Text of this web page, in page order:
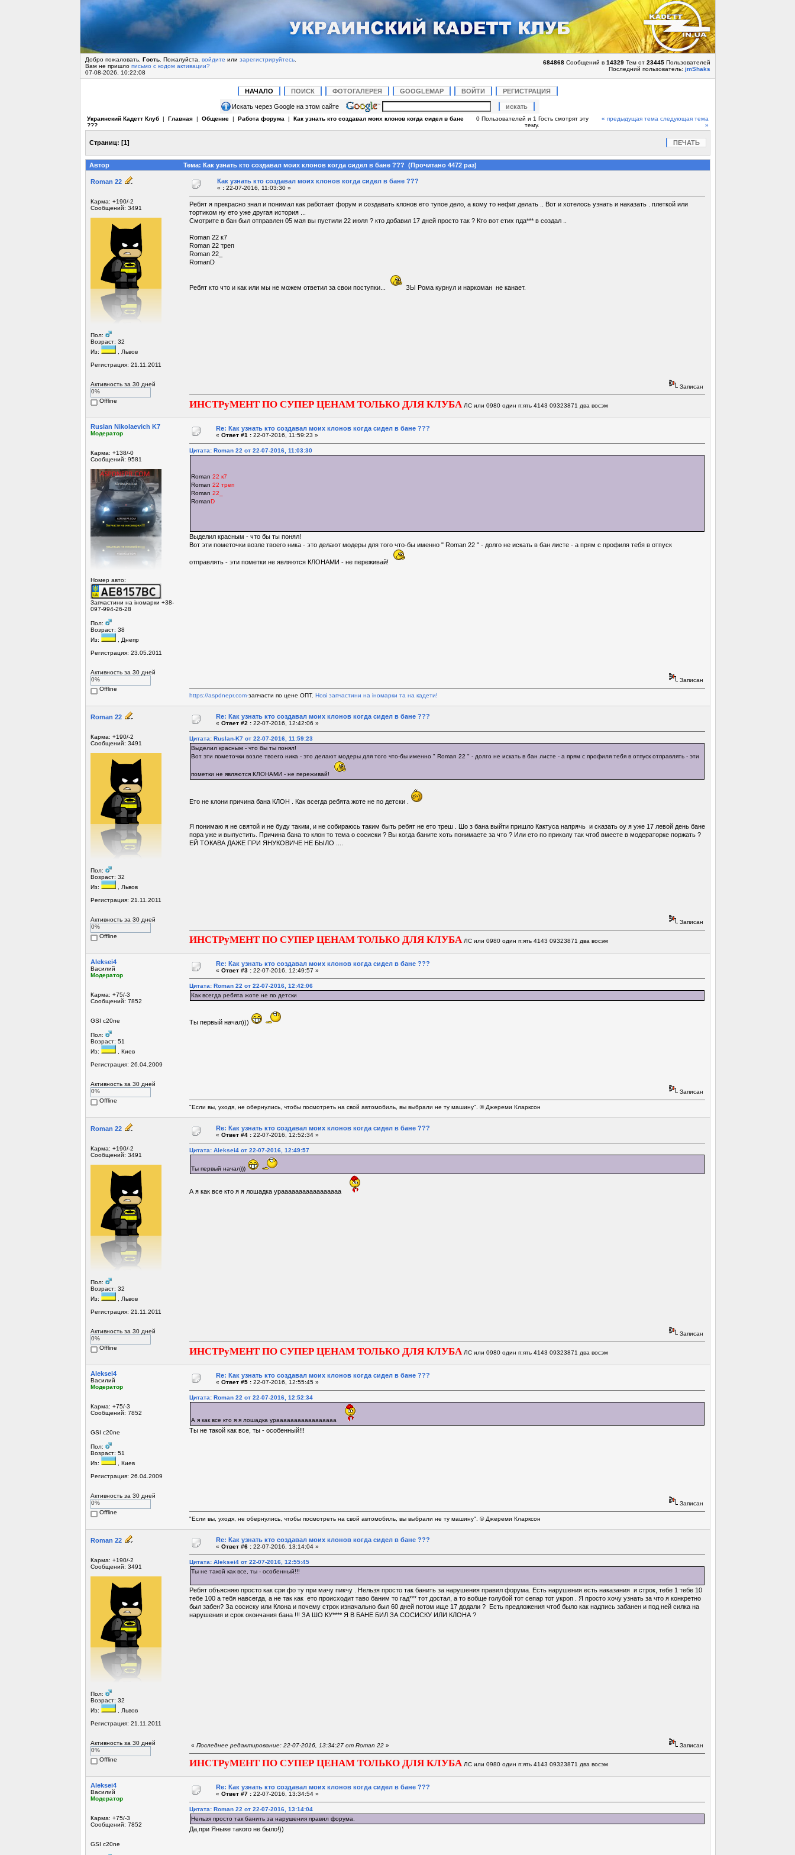
Добро пожаловать, Гость. Пожалуйста, войдите или зарегистрируйтесь.
Вам не пришло письмо с кодом активации?
07-08-2026, 10:22:08
684868Сообщений в 14329Тем от 23445Пользователей
Последний пользователь: jmShaks
НАЧАЛО ПОИСК ФОТОГАЛЕРЕЯ GOOGLEMAP ВОЙТИ РЕГИСТРАЦИЯ
Искать через Google на этом сайте
Украинский Кадетт Клуб| Главная| Общение| Работа форума | Как узнать кто создавал моих клонов когда сидел в бане
???
0 Пользователей и 1 Гость смотрят эту
тему.
« предыдущая тема следующая тема
»
Страниц: [1] ПЕЧАТЬ
Автор Тема: Как узнать кто создавал моих клонов когда сидел в бане ??? (Прочитано 4472 раз)
Roman 22
Карма: +190/-2
Сообщений: 3491
Пол:
Возраст: 32
Из:
, Львов
Регистрация: 21.11.2011
Активность за 30 дней
0%
Offline
Как узнать кто создавал моих клонов когда сидел в бане ???
« :22-07-2016, 11:03:30 »
Ребят я прекрасно знал и понимал как работает форум и создавать клонов ето тупое дело, а кому то нефиг делать .. Вот и хотелось узнать и наказать . плеткой или
тортиком ну ето уже другая история ...
Смотрите в бан был отправлен 05 мая вы пустили 22 июля ? кто добавил 17 дней просто так ? Кто вот етих пда*** в создал ..
Roman 22 к7
Roman 22 треп
Roman 22_
RomanD
Ребят кто что и как или мы не можем ответил за свои поступки... ЗЫ Рома курнул и наркоман не канает.
Записан
ИНСТРуМЕНТ ПО СУПЕР ЦЕНАМ ТОЛЬКО ДЛЯ КЛУБА ЛС или 0980 один п:ять 4143 09323871 два восэм
Ruslan Nikolaevich K7
Модератор
Карма: +138/-0
Сообщений: 9581
Номер авто:
Запчастини на іномарки +38-
097-994-26-28
Пол:
Возраст: 38
Из:
, Днепр
Регистрация: 23.05.2011
Активность за 30 дней
0%
Offline
Re: Как узнать кто создавал моих клонов когда сидел в бане ???
« Ответ #1 :22-07-2016, 11:59:23 »
Цитата: Roman 22 от 22-07-2016, 11:03:30
Roman 22 к7
Roman 22 треп
Roman 22_
RomanD
Выделил красным - что бы ты понял!
Вот эти пометочки возле твоего ника - это делают модеры для того что-бы именно " Roman 22 " - долго не искать в бан листе - а прям с профиля тебя в отпуск
отправлять - эти пометки не являются КЛОНАМИ - не переживай!
Записан
https://aspdnepr.com-запчасти по цене ОПТ. Нові запчастини на іномарки та на кадети!
Roman 22
Карма: +190/-2
Сообщений: 3491
Пол:
Возраст: 32
Из:
, Львов
Регистрация: 21.11.2011
Активность за 30 дней
0%
Offline
Re: Как узнать кто создавал моих клонов когда сидел в бане ???
« Ответ #2 :22-07-2016, 12:42:06 »
Цитата: Ruslan-K7 от 22-07-2016, 11:59:23
Выделил красным - что бы ты понял!
Вот эти пометочки возле твоего ника - это делают модеры для того что-бы именно " Roman 22 " - долго не искать в бан листе - а прям с профиля тебя в отпуск отправлять - эти
пометки не являются КЛОНАМИ - не переживай!
Ето не клони причина бана КЛОН . Как всегда ребята жоте не по детски .
Я понимаю я не святой и не буду таким, и не собираюсь таким быть ребят не ето треш . Шо з бана выйти пришло Кактуса напрячь и сказать оу я уже 17 левой день бане
пора уже и выпустить. Причина бана то клон то тема о сосиски ? Вы когда баните хоть понимаете за что ? Или ето по приколу так чтоб вместе в модераторке поржать ?
ЕЙ ТОКАВА ДАЖЕ ПРИ ЯНУКОВИЧЕ НЕ БЫЛО ....
Записан
ИНСТРуМЕНТ ПО СУПЕР ЦЕНАМ ТОЛЬКО ДЛЯ КЛУБА ЛС или 0980 один п:ять 4143 09323871 два восэм
Aleksei4
Василий
Модератор
Карма: +75/-3
Сообщений: 7852
GSI c20ne
Пол:
Возраст: 51
Из:
, Киев
Регистрация: 26.04.2009
Активность за 30 дней
0%
Offline
Re: Как узнать кто создавал моих клонов когда сидел в бане ???
« Ответ #3 :22-07-2016, 12:49:57 »
Цитата: Roman 22 от 22-07-2016, 12:42:06
Как всегда ребята жоте не по детски
Ты первый начал)))
Записан
"Если вы, уходя, не обернулись, чтобы посмотреть на свой автомобиль, вы выбрали не ту машину". © Джереми Кларксон
Roman 22
Карма: +190/-2
Сообщений: 3491
Пол:
Возраст: 32
Из:
, Львов
Регистрация: 21.11.2011
Активность за 30 дней
0%
Offline
Re: Как узнать кто создавал моих клонов когда сидел в бане ???
« Ответ #4 :22-07-2016, 12:52:34 »
Цитата: Aleksei4 от 22-07-2016, 12:49:57
Ты первый начал)))
А я как все кто я я лошадка урааааааааааааааааа
Записан
ИНСТРуМЕНТ ПО СУПЕР ЦЕНАМ ТОЛЬКО ДЛЯ КЛУБА ЛС или 0980 один п:ять 4143 09323871 два восэм
Aleksei4
Василий
Модератор
Карма: +75/-3
Сообщений: 7852
GSI c20ne
Пол:
Возраст: 51
Из:
, Киев
Регистрация: 26.04.2009
Активность за 30 дней
0%
Offline
Re: Как узнать кто создавал моих клонов когда сидел в бане ???
« Ответ #5 :22-07-2016, 12:55:45 »
Цитата: Roman 22 от 22-07-2016, 12:52:34
А я как все кто я я лошадка урааааааааааааааааа
Ты не такой как все, ты - особенный!!!
Записан
"Если вы, уходя, не обернулись, чтобы посмотреть на свой автомобиль, вы выбрали не ту машину". © Джереми Кларксон
Roman 22
Карма: +190/-2
Сообщений: 3491
Пол:
Возраст: 32
Из:
, Львов
Регистрация: 21.11.2011
Активность за 30 дней
0%
Offline
Re: Как узнать кто создавал моих клонов когда сидел в бане ???
« Ответ #6 :22-07-2016, 13:14:04 »
Цитата: Aleksei4 от 22-07-2016, 12:55:45
Ты не такой как все, ты - особенный!!!
Ребят объясняю просто как сри фо ту при мачу пикчу . Нельзя просто так банить за нарушения правил форума. Есть нарушения есть наказания и строк, тебе 1 тебе 10
тебе 100 а тебя навсегда, а не так как ето происходит таво баним то гад*** тот достал, а то вобще голубой тот сепар тот укроп . Я просто хочу узнать за что я конкретно
был забен? За сосиску или Клона и почему строк изначально был 60 дней потом ище 17 додали ? Есть предложения чтоб было как надпись забанен и под ней силка на
нарушения и срок окончания бана !!! ЗА ШО КУ**** Я В БАНЕ БИЛ ЗА СОСИСКУ ИЛИ КЛОНА ?
« Последнее редактирование: 22-07-2016, 13:34:27 от Roman 22» Записан
ИНСТРуМЕНТ ПО СУПЕР ЦЕНАМ ТОЛЬКО ДЛЯ КЛУБА ЛС или 0980 один п:ять 4143 09323871 два восэм
Aleksei4
Василий
Модератор
Карма: +75/-3
Сообщений: 7852
GSI c20ne
Re: Как узнать кто создавал моих клонов когда сидел в бане ???
« Ответ #7 :22-07-2016, 13:34:54 »
Цитата: Roman 22 от 22-07-2016, 13:14:04
Нельзя просто так банить за нарушения правил форума.
Да,при Яныке такого не было!))